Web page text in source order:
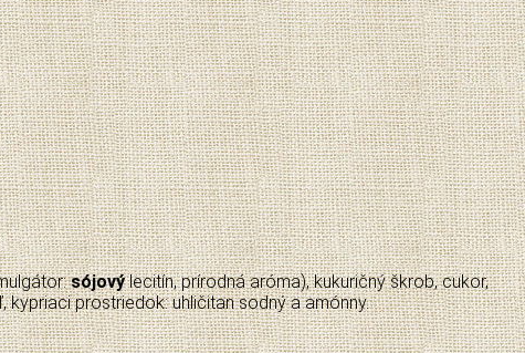
sójovýlecitín, prírodná aróma), kukuričný škrob, cukor,
kypriaci prostriedok: uhličitan sodný a amónny.